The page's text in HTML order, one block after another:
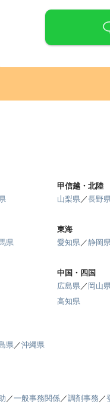
甲信越・北陸
山梨県／長野
県
東海
愛知県／静岡
中国・四国
広島県／ 岡山
高知県
県／沖縄県
／一般事務関係／調剤事務 ／